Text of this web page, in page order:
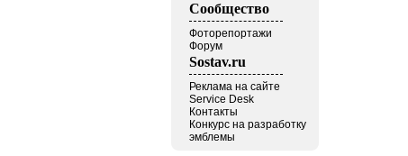
Сообщество
Фоторепортажи
Форум
Sostav.ru
Реклама на сайте
Service Desk
Контакты
Конкурс на разработку
эмблемы